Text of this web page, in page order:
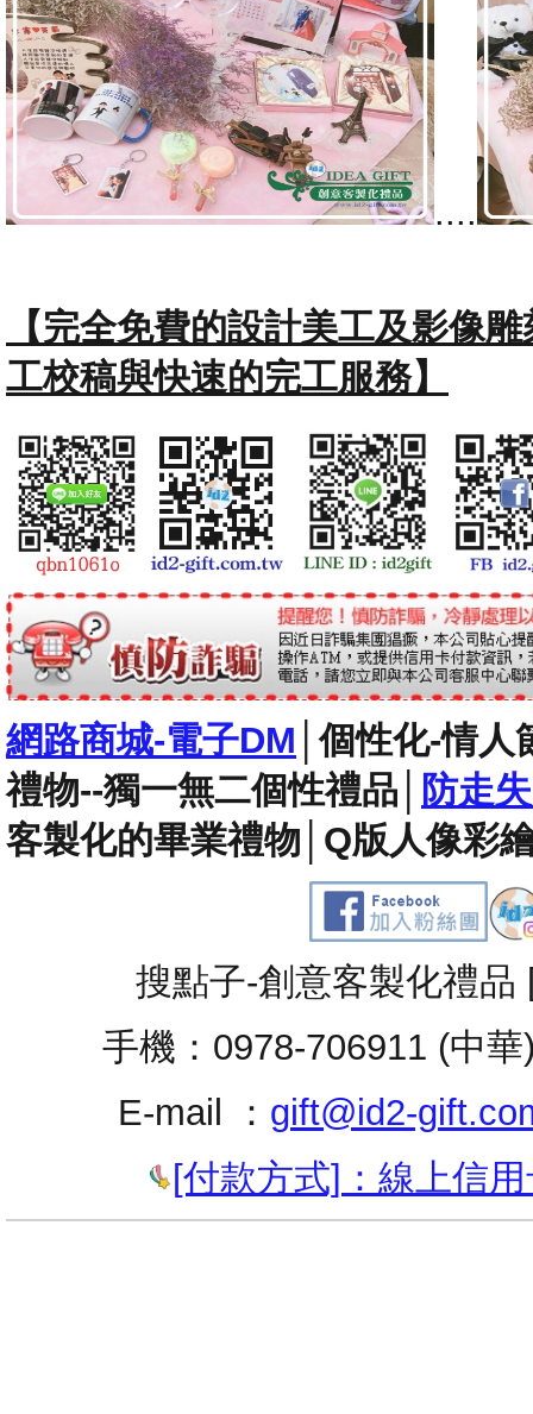
....
【完全免費的設計美工及影像
工校稿與快速的完工服務】
網路商城-電子DM │個性化-情人
禮物--獨一無二個性禮品
防走
客製化的畢業禮物 Q版人像彩
搜點子-創意客製化禮
手機：0978-706911 (中
E-mail ： gift@id2-
[付款方式]：線上信